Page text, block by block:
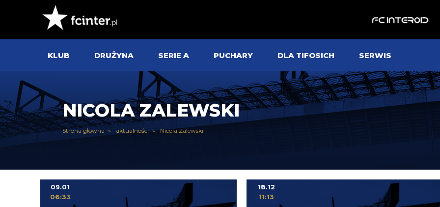
KLUB DRUŻYNA SERIE A PUCHARY DLA TIFOSICH SERWIS
NICOLA ZALEWSKI
Strona główna aktualności Nicola Zalewski
09.01
06:33
18.12
11:13